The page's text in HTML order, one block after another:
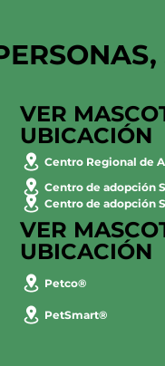
VER
UBICACIÓN
Centro Regional de
Centro de adopción
Centro de adopción
VER
UBICACIÓN
Petco®
PetSmart®